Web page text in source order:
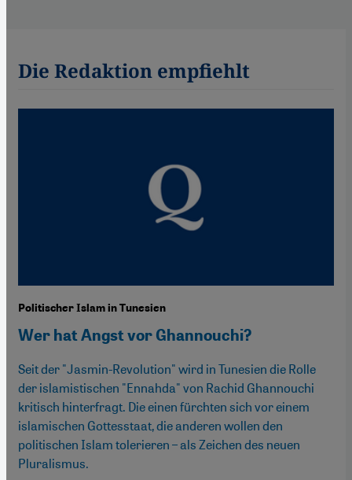
Die Redaktion empfiehlt
Politischer Islam in Tunesien
Wer hat Angst vor Ghannouchi?
Seit der "Jasmin-Revolution" wird in Tunesien die Rolle
der islamistischen "Ennahda" von Rachid Ghannouchi
kritisch hinterfragt. Die einen fürchten sich vor einem
islamischen Gottesstaat, die anderen wollen den
politischen Islam tolerieren – als Zeichen des neuen
Pluralismus.